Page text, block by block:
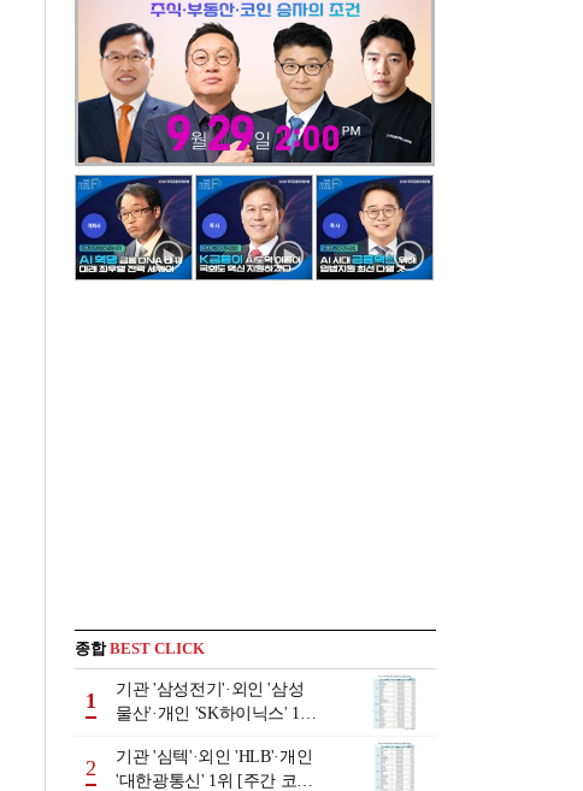
종합BEST CLICK
1
기관 '삼성전기'·외인 '삼성
물산'·개인 'SK하이닉스' 1위
년 8월3일~8월7일]
2
기관 '심텍'·외인 'HLB'·개인
'대한광통신' 1위 [주간 코스